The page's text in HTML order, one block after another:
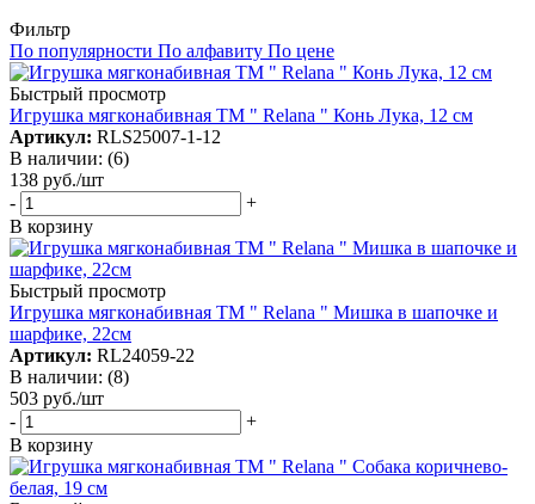
Фильтр
По популярности По алфавиту По цене
Быстрый просмотр
Игрушка мягконабивная TM " Relana " Конь Лука, 12 см
Артикул: RLS25007-1-12
В наличии: (6)
138 руб./шт
-
+
В корзину
Быстрый просмотр
Игрушка мягконабивная TM " Relana " Мишка в шапочке и
шарфике, 22см
Артикул: RL24059-22
В наличии: (8)
503 руб./шт
-
+
В корзину